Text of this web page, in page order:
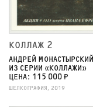
КОЛЛАЖ 2
АНДРЕЙ МОНАСТЫРСКИЙ
ИЗ СЕРИИ «КОЛЛАЖИ»
ЦЕНА: 115 000 ₽
ШЕЛКОГРАФИЯ, 2019